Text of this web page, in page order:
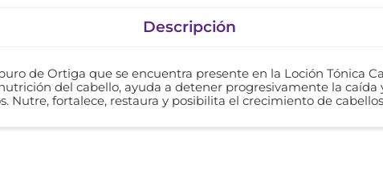
Descripción
de Ortiga que se encuentra presente en la Loción Tónica
del cabello, ayuda a detener progresivamente la caída
Nutre, fortalece, restaura y posibilita el crecimiento de